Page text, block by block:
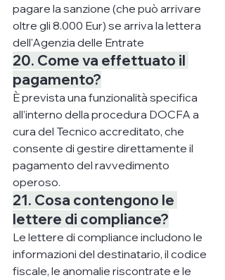
pagare la sanzione (che può arrivare
oltre gli 8.000 Eur) se arriva la lettera
dell'Agenzia delle Entrate
20. Come va effettuato il
pagamento?
È prevista una funzionalità specifica
all’interno della procedura DOCFA a
cura del Tecnico accreditato, che
consente di gestire direttamente il
pagamento del ravvedimento
operoso.
21. Cosa contengono le
lettere di compliance?
Le lettere di compliance includono le
informazioni del destinatario, il codice
fiscale, le anomalie riscontrate e le